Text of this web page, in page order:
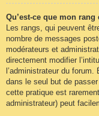
Qu’est-ce que mon
Les rangs, qui peuvent
nombre de messages
modérateurs et
directement modifier
l’administrateur du
dans le seul but de
cette pratique est
administrateur) peut